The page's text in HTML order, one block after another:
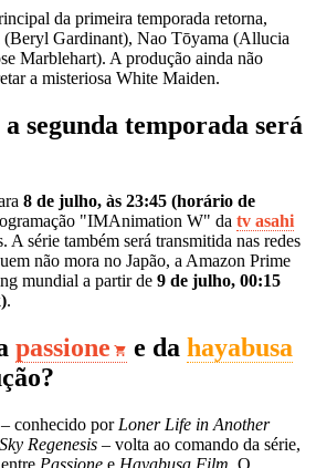
da primeira temporada retorna,
Gardinant), Nao Tōyama (Allucia
Marblehart). A produção ainda não
a misteriosa White Maiden.
segunda temporada será
8 de julho, às 23:45 (horário de
"IMAnimation W" da tv asahi
A série também será transmitida nas redes
não mora no Japão, a Amazon Prime
mundial a partir de 9 de julho, 00:15
.
passione e da hayabusa
– conhecido por Loner Life in Another
Regenesis – volta ao comando da série,